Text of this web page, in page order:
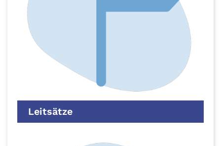
Leitsätze